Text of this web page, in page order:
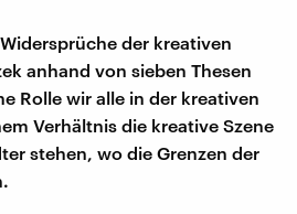
der kreativen
anhand von sieben Thesen
Rolle wir alle in der kreativen
Verhältnis die kreative Szene
stehen, wo die Grenzen der